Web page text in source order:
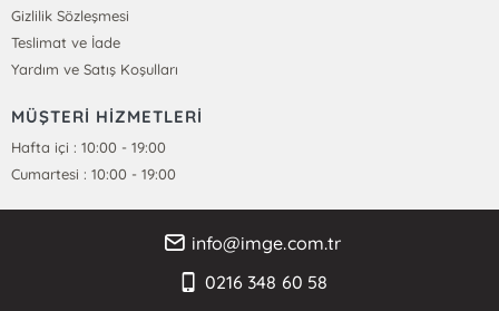
Gizlilik Sözleşmesi
Teslimat ve İade
Yardım ve Satış Koşulları
MÜŞTERİ HİZMETLERİ
Hafta içi : 10:00 - 19:00
Cumartesi : 10:00 - 19:00
info@imge.com.tr
0216 348 60 58